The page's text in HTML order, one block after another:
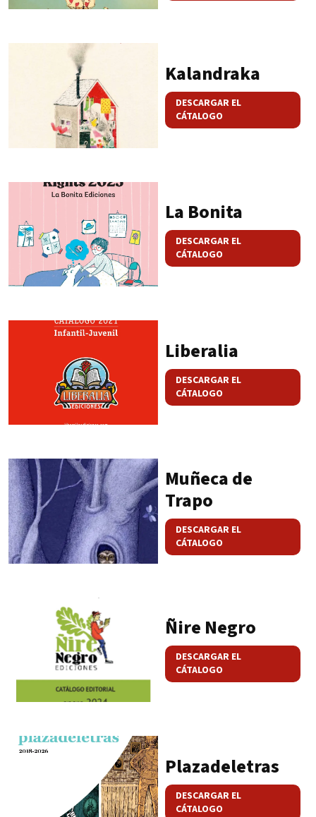
Kalandraka
DESCARGAR EL
CÁTALOGO
La Bonita
DESCARGAR EL
CÁTALOGO
Liberalia
DESCARGAR EL
CÁTALOGO
Muñeca de
Trapo
DESCARGAR EL
CÁTALOGO
Ñire Negro
DESCARGAR EL
CÁTALOGO
Plazadeletras
DESCARGAR EL
CÁTALOGO